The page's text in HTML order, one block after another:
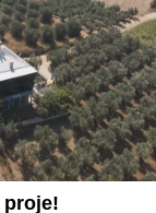
proje!